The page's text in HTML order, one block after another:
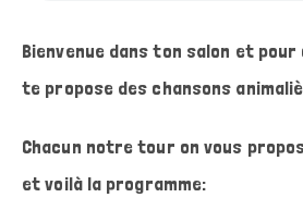
Bienvenue dans ton salon et
te propose des chansons
Chacun notre tour on vous
et voilà la programme: